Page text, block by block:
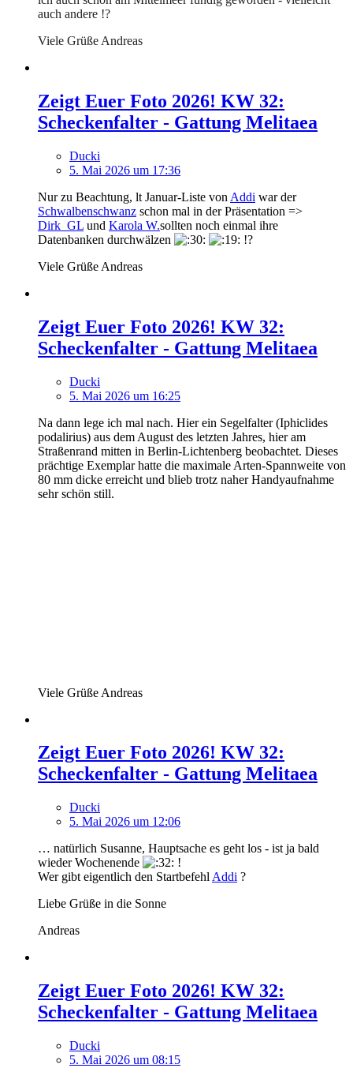
auch andere !?
Viele Grüße Andreas
Zeigt Euer Foto 2026! KW 32:
Scheckenfalter - Gattung Melitaea
Ducki
5. Mai 2026 um 17:36
Nur zu Beachtung, lt Januar-Liste von Addi war der
Schwalbenschwanz schon mal in der Präsentation =>
Dirk_GL und Karola W.sollten noch einmal ihre
Datenbanken durchwälzen
!?
Viele Grüße Andreas
Zeigt Euer Foto 2026! KW 32:
Scheckenfalter - Gattung Melitaea
Ducki
5. Mai 2026 um 16:25
Na dann lege ich mal nach. Hier ein Segelfalter (Iphiclides
podalirius) aus dem August des letzten Jahres, hier am
Straßenrand mitten in Berlin-Lichtenberg beobachtet. Dieses
prächtige Exemplar hatte die maximale Arten-Spannweite von
80 mm dicke erreicht und blieb trotz naher Handyaufnahme
sehr schön still.
Viele Grüße Andreas
Zeigt Euer Foto 2026! KW 32:
Scheckenfalter - Gattung Melitaea
Ducki
5. Mai 2026 um 12:06
… natürlich Susanne, Hauptsache es geht los - ist ja bald
wieder Wochenende
!
Wer gibt eigentlich den Startbefehl Addi ?
Liebe Grüße in die Sonne
Andreas
Zeigt Euer Foto 2026! KW 32:
Scheckenfalter - Gattung Melitaea
Ducki
5. Mai 2026 um 08:15